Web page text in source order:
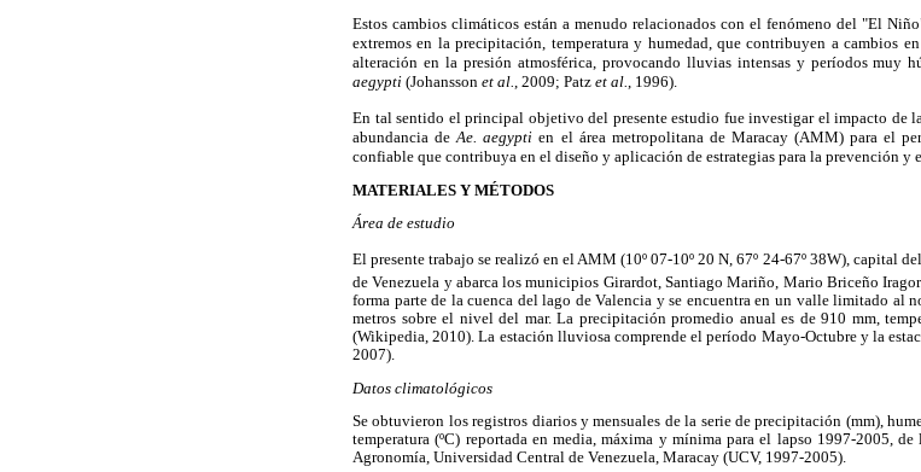
Estos cambios climáticos están a menudo relacionados con el fenómeno del "El
extremos en la precipitación, temperatura y humedad, que contribuyen a cambios
alteración en la presión atmosférica, provocando lluvias intensas y períodos muy
aegypti (Johansson et al., 2009; Patz et al., 1996).
En tal sentido el principal objetivo del presente estudio fue investigar el impacto de
abundancia deAe. aegyptien el área metropolitana de Maracay (AMM) para el
confiable que contribuya en el diseño y aplicación de estrategias para la prevención y
MATERIALES Y MÉTODOS
Área de estudio
El presente trabajo se realizó en el AMM (10º 07-10º 20 N, 67º 24-67º 38W),
de Venezuela y abarca los municipios Girardot, Santiago Mariño, Mario Briceño
forma parte de la cuenca del lago de Valencia y se encuentra en un valle limitado al
metros sobre el nivel del mar. La precipitación promedio anual es de 910 mm,
(Wikipedia, 2010). La estación lluviosa comprende el período Mayo-Octubre y la
2007).
Datos climatológicos
Se obtuvieron los registros diarios y mensuales de la serie de precipitación (mm),
temperatura (ºC) reportada en media, máxima y mínima para el lapso 1997-2005,
Agronomía, Universidad Central de Venezuela, Maracay (UCV, 1997-2005).